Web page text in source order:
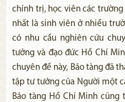
chính trị, học viên các
nhất là sinh viên ở nhiều
có nhu cầu nghiên cứu
tưởng và đạo đức Hồ Chí
chuyên đề này, Bảo tàng đã
tập tư tưởng của Người một
Bảo tàng Hồ Chí Minh